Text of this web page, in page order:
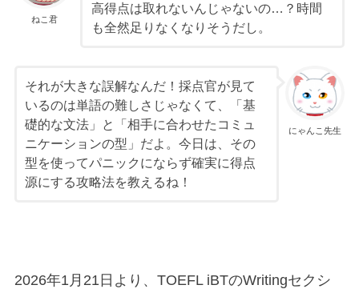
ねこ君
高得点は取れないんじゃないの…？時間
も全然足りなくなりそうだし。
にゃんこ先生
それが大きな誤解なんだ！採点官が見て
いるのは単語の難しさじゃなくて、「基
礎的な文法」と「相手に合わせたコミュ
ニケーションの型」だよ。今日は、その
型を使ってパニックにならず確実に得点
源にする攻略法を教えるね！
2026年1月21日より、TOEFL iBTのWritingセクシ